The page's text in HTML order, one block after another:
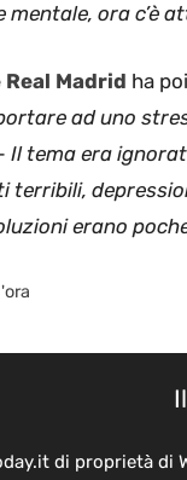
mentale, ora c’è
Real Madrid ha
ad uno
Il tema era
terribili,
erano
di proprietà di